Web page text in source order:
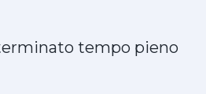
tempo pieno